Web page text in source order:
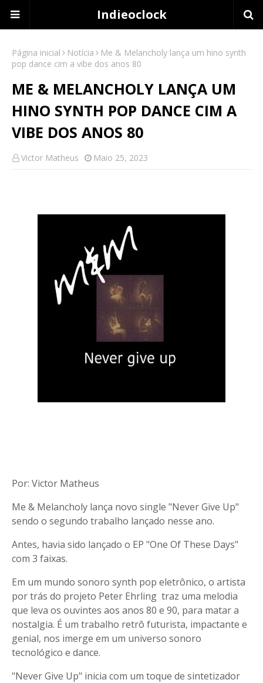
Indieoclock
Página inicial Notícia
Me & Melancholy lança um hino synth
pop dance cim a vibe dos anos 80
ME & MELANCHOLY LANÇA UM
HINO SYNTH POP DANCE CIM A
VIBE DOS ANOS 80
Victor Matheus Maio 25, 2023
Por: Victor Matheus
Me & Melancholy lança novo single "Never Give Up"
sendo o segundo trabalho lançado nesse ano.
Antes, havia sido lançado o EP "One Of These Days"
com 3 faixas.
Em um mundo sonoro synth pop eletrônico, o artista
por trás do projeto Peter Ehrling traz uma melodia
que leva os ouvintes aos anos 80 e 90, para matar a
nostalgia. É um trabalho retrô futurista, impactante e
genial, nos imerge em um universo sonoro
tecnológico e dance.
"Never Give Up" inicia com um toque de sintetizador